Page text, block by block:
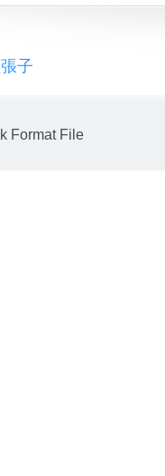
子
Format File